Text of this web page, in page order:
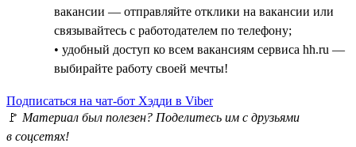
вакансии — отправляйте отклики на вакансии или
связывайтесь с работодателем по телефону;
• удобный доступ ко всем вакансиям сервиса hh.ru —
выбирайте работу своей мечты!
Подписаться на чат-бот Хэдди в Viber
🚩 Материал был полезен? Поделитесь им с друзьями
в соцсетях!